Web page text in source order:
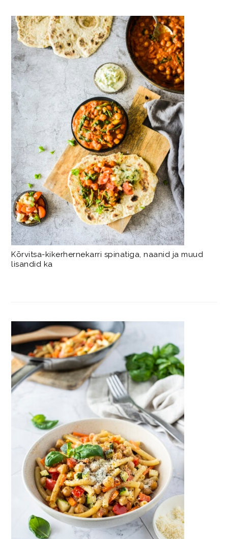
Kõrvitsa-kikerhernekarri spinatiga, naanid ja muud
lisandid ka